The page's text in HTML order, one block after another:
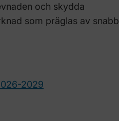
och skydda
som präglas av snabb
2029